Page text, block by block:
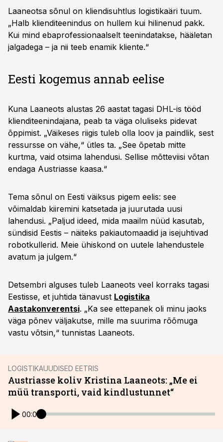
Laaneotsa sõnul on kliendisuhtlus logistikaäri tuum.
„Halb klienditeenindus on hullem kui hilinenud pakk.
Kui mind ebaprofessionaalselt teenindatakse, hääletan
jalgadega – ja nii teeb enamik kliente.“
Eesti kogemus annab eelise
Kuna Laaneots alustas 26 aastat tagasi DHL-is tööd
klienditeenindajana, peab ta väga oluliseks pidevat
õppimist. „Väikeses riigis tuleb olla loov ja paindlik, sest
ressursse on vähe,“ ütles ta. „See õpetab mitte
kurtma, vaid otsima lahendusi. Sellise mõtteviisi võtan
endaga Austriasse kaasa.“
Tema sõnul on Eesti väiksus pigem eelis: see
võimaldab kiiremini katsetada ja juurutada uusi
lahendusi. „Paljud ideed, mida maailm nüüd kasutab,
sündisid Eestis – näiteks pakiautomaadid ja isejuhtivad
robotkullerid. Meie ühiskond on uutele lahendustele
avatum ja julgem.“
Detsembri alguses tuleb Laaneots veel korraks tagasi
Eestisse, et juhtida tänavust Logistika
Aastakonverentsi. „Ka see ettepanek oli minu jaoks
väga põnev väljakutse, mille ma suurima rõõmuga
vastu võtsin,“ tunnistas Laaneots.
LOGISTIKAUUDISED EETRIS
Austriasse koliv Kristina Laaneots: „Me ei
müü transporti, vaid kindlustunnet“
00:00